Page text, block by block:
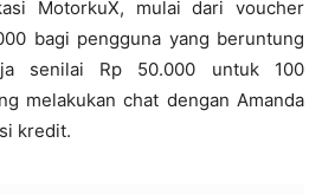
MotorkuX, mulai dari voucher
bagi pengguna yang beruntung
senilai Rp 50.000 untuk 100
melakukan chat dengan Amanda
kredit.